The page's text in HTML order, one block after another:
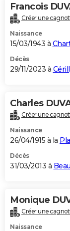
Carte de Noël
Carte Bonne année
Carte Saint-Valentin
Carte Pâques
Carte d'anniversaire
DICTIONNAIRE
Dictionnaire
Biographies
Citations
Expressions
Proverbes
PROGRAMME TV
S'inscrire
Se connecter
Lycées
Collèges
Primaires
Universités
Entreprises
Service militaire
Avis de recherche
AVIS DE DÉCÈS
Bricolage
Lifestyle
Culture
Sport
Auto
Television
Voyage
Cinema
Francois
Créer une
Naissance
15/03/1943 à
Décès
29/11/2023 à
Charles
Créer une
Naissance
26/04/1915 à la
Décès
31/03/2013 à
Monique
Créer une
Naissance